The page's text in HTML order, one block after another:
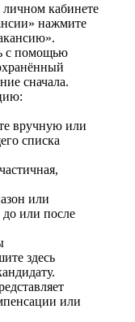
кабинете
нажмите
с помощью
сначала.
вручную или
списка
или
или после
здесь
или